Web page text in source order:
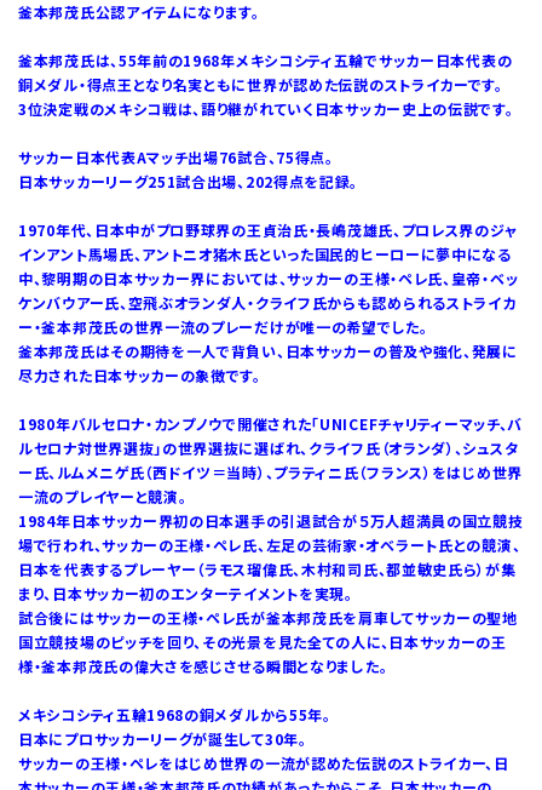
釜本邦茂氏公認アイテムになります。
釜本邦茂氏は、55年前の1968年メキシコシティ五輪でサッカー日本代表の
銅メダル・得点王となり名実ともに世界が認めた伝説のストライカーです。
3位決定戦のメキシコ戦は、語り継がれていく日本サッカー史上の伝説です。
サッカー日本代表Aマッチ出場76試合、75得点。
日本サッカーリーグ251試合出場、202得点を記録。
1970年代、日本中がプロ野球界の王貞治氏・長嶋茂雄氏、プロレス界のジャ
インアント馬場氏、アントニオ猪木氏といった国民的ヒーローに夢中になる
中、黎明期の日本サッカー界においては、サッカーの王様・ペレ氏、皇帝・ベッ
ケンバウアー氏、空飛ぶオランダ人・クライフ氏からも認められるストライカ
ー・釜本邦茂氏の世界一流のプレーだけが唯一の希望でした。
釜本邦茂氏はその期待を一人で背負い、日本サッカーの普及や強化、発展に
尽力された日本サッカーの象徴です。
1980年バルセロナ・カンプノウで開催された「UNICEFチャリティーマッチ、バ
ルセロナ対世界選抜」の世界選抜に選ばれ、クライフ氏（オランダ）、シュスタ
ー氏、ルムメニゲ氏（西ドイツ＝当時）、プラティニ氏（フランス）をはじめ世界
一流のプレイヤーと競演。
1984年日本サッカー界初の日本選手の引退試合が５万人超満員の国立競技
場で行われ、サッカーの王様・ペレ氏、左足の芸術家・オベラート氏との競演、
日本を代表するプレーヤー（ラモス瑠偉氏、木村和司氏、都並敏史氏ら）が集
まり、日本サッカー初のエンターテイメントを実現。
試合後にはサッカーの王様・ペレ氏が釜本邦茂氏を肩車してサッカーの聖地
国立競技場のピッチを回り、その光景を見た全ての人に、日本サッカーの王
様・釜本邦茂氏の偉大さを感じさせる瞬間となりました。
メキシコシティ五輪1968の銅メダルから55年。
日本にプロサッカーリーグが誕生して30年。
サッカーの王様・ペレをはじめ世界の一流が認めた伝説のストライカー、日